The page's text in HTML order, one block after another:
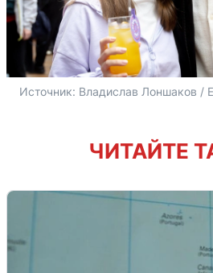
Источник: Владислав Лоншаков /
ЧИТАЙТЕ